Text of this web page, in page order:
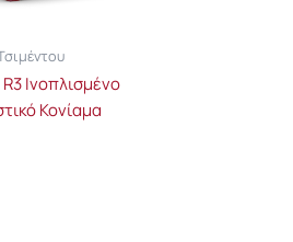
Ινοπλισμένο
Κονίαμα